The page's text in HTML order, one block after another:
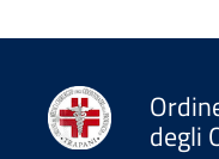
degli